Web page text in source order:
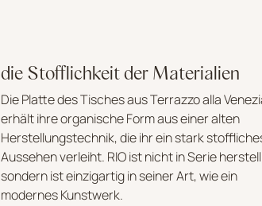
die Stofflichkeit der Materialien
Die Platte des Tisches aus Terrazzo alla
erhält ihre organische Form aus einer alten
Herstellungstechnik, die ihr ein stark
Aussehen verleiht. RIO ist nicht in Serie
sondern ist einzigartig in seiner Art, wie ein
modernes Kunstwerk.